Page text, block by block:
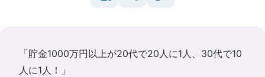
「貯金1000万円以上が20代で20人に1人、30代で10
人に1人！」